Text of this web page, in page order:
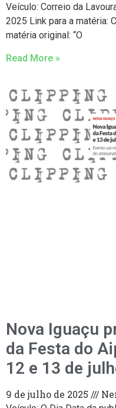
Veículo: Correio da
2025 Link para a matéria:
matéria original: “O
Read More »
Nova Iguaçu
da Festa do
12 e 13 de
9 de julho de 2025